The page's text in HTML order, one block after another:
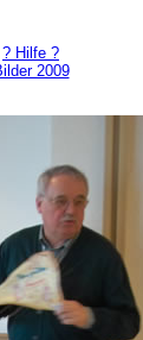
? Hilfe ?
2009